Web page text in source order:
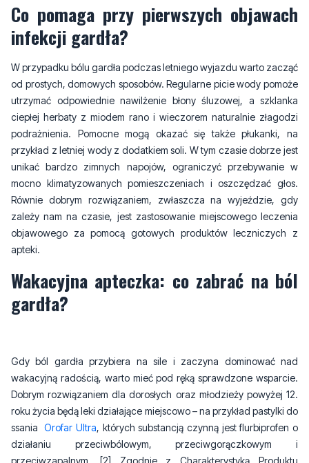
Co pomaga przy pierwszych objawach
infekcji gardła?
W przypadku bólu gardła podczas letniego wyjazdu warto zacząć
od prostych, domowych sposobów. Regularne picie wody pomoże
utrzymać odpowiednie nawilżenie błony śluzowej, a szklanka
ciepłej herbaty z miodem rano i wieczorem naturalnie złagodzi
podrażnienia. Pomocne mogą okazać się także płukanki, na
przykład z letniej wody z dodatkiem soli. W tym czasie dobrze jest
unikać bardzo zimnych napojów, ograniczyć przebywanie w
mocno klimatyzowanych pomieszczeniach i oszczędzać głos.
Równie dobrym rozwiązaniem, zwłaszcza na wyjeździe, gdy
zależy nam na czasie, jest zastosowanie miejscowego leczenia
objawowego za pomocą gotowych produktów leczniczych z
apteki.
Wakacyjna apteczka: co zabrać na ból
gardła?
Gdy ból gardła przybiera na sile i zaczyna dominować nad
wakacyjną radością, warto mieć pod ręką sprawdzone wsparcie.
Dobrym rozwiązaniem dla dorosłych oraz młodzieży powyżej 12.
roku życia będą leki działające miejscowo – na przykład pastylki do
ssaniaOrofar Ultra, których substancją czynną jest flurbiprofen o
działaniu przeciwbólowym, przeciwgorączkowym i